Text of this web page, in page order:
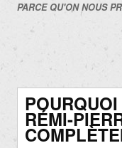
PARCE QU'ON NOUS
RÉMI-